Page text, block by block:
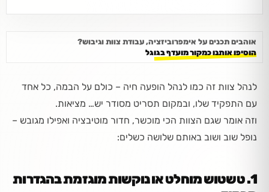
אוהבים תכנים על אימפרוביזציה, עבודת צוות וגיבוש?
הוסיפו אותנו כמקור מועדף בגוגל
לנהל צוות זה כמו לנהל הופעה חיה – כולם על הבמה, כל אחד
עם התפקיד שלו, ובמקום תסריט מסודר יש… מציאות.
וזה אומר שגם הצוות הכי מוכשר, חדור מוטיבציה ואפילו מגובש –
נופל שוב ושוב באותם שלושה כשלים:
1. טשטוש מוחלט או נוקשות מוגזמת בהגדרות